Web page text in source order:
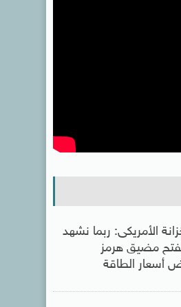
الأمريكى: ربما نشهد
لفتح مضيق هرمز
أسعار الطاقة